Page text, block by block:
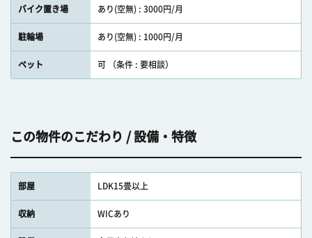
バイク置き場 あり(空無) : 3000円/月
駐輪場 あり(空無) : 1000円/月
ペット 可 （条件 : 要相談）
この物件のこだわり / 設備・特徴
部屋 LDK15畳以上
収納 WICあり